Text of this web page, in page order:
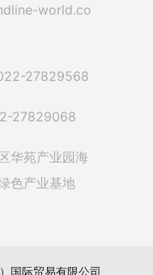
world.co
27829568
27829068
华苑产业园海
色产业基地
国际贸易有限公司